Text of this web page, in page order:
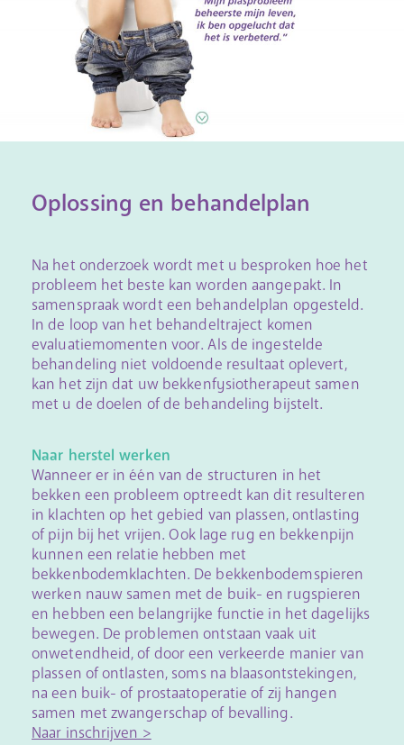
Oplossing en behandelplan
Na het onderzoek wordt met u besproken hoe het
probleem het beste kan worden aangepakt. In
samenspraak wordt een behandelplan opgesteld.
In de loop van het behandeltraject komen
evaluatiemomenten voor. Als de ingestelde
behandeling niet voldoende resultaat oplevert,
kan het zijn dat uw bekkenfysiotherapeut samen
met u de doelen of de behandeling bijstelt.
Naar herstel werken
Wanneer er in één van de structuren in het
bekken een probleem optreedt kan dit resulteren
in klachten op het gebied van plassen, ontlasting
of pijn bij het vrijen. Ook lage rug en bekkenpijn
kunnen een relatie hebben met
bekkenbodemklachten. De bekkenbodemspieren
werken nauw samen met de buik- en rugspieren
en hebben een belangrijke functie in het dagelijks
bewegen. De problemen ontstaan vaak uit
onwetendheid, of door een verkeerde manier van
plassen of ontlasten, soms na blaasontstekingen,
na een buik- of prostaatoperatie of zij hangen
samen met zwangerschap of bevalling.
Naar inschrijven >